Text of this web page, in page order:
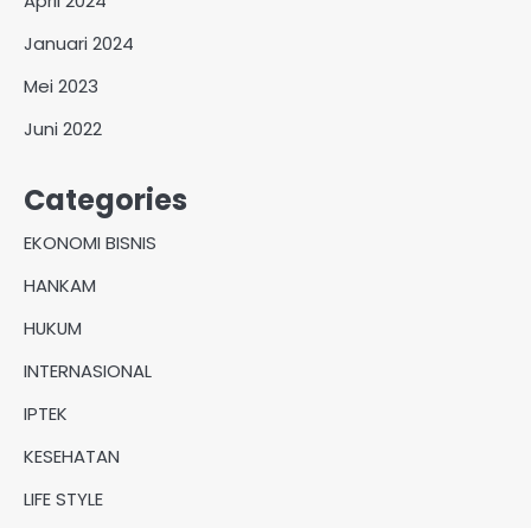
Januari 2024
Mei 2023
Juni 2022
Categories
EKONOMI BISNIS
HANKAM
HUKUM
INTERNASIONAL
IPTEK
KESEHATAN
LIFE STYLE